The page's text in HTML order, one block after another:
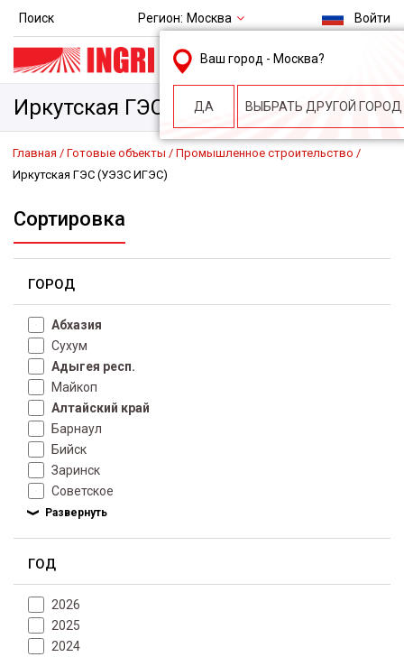
Поиск Регион: Москва
Ваш город - Москва?
ДА ВЫБРАТЬ ДРУГОЙ ГОРОД
Войти
msk@ingri.ru
пн. – пт.: 9.00-18.00
Иркутская ГЭС (УЭЗС ИГЭС)
Главная Готовые объекты
Промышленное строительство
Иркутская ГЭС (УЭЗС ИГЭС)
Сортировка
ГОРОД
Абхазия
Сухум
Адыгея респ.
Майкоп
Алтайский край
Барнаул
Бийск
Заринск
Советское
ГОД
2026
2025
2024